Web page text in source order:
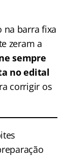
na barra fixa
zeram a
sempre
no edital
corrigir os